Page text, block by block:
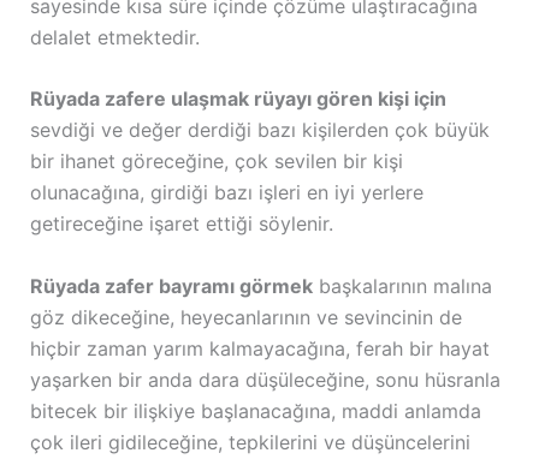
sayesinde kısa süre içinde çözüme ulaştıracağına
delalet etmektedir.
Rüyada zafere ulaşmak rüyayı gören kişi için
sevdiği ve değer derdiği bazı kişilerden çok büyük
bir ihanet göreceğine, çok sevilen bir kişi
olunacağına, girdiği bazı işleri en iyi yerlere
getireceğine işaret ettiği söylenir.
Rüyada zafer bayramı görmekbaşkalarının malına
göz dikeceğine, heyecanlarının ve sevincinin de
hiçbir zaman yarım kalmayacağına, ferah bir hayat
yaşarken bir anda dara düşüleceğine, sonu hüsranla
bitecek bir ilişkiye başlanacağına, maddi anlamda
çok ileri gidileceğine, tepkilerini ve düşüncelerini